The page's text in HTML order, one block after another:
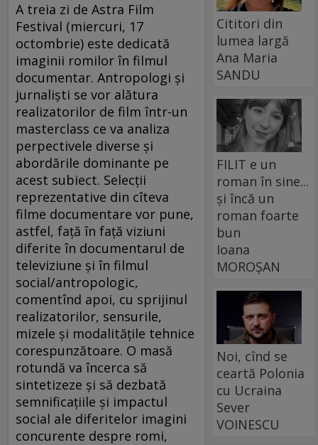
A treia zi de Astra Film
Festival (miercuri, 17
octombrie) este dedicată
imaginii romilor în filmul
documentar. Antropologi şi
jurnalişti se vor alătura
realizatorilor de film într-un
masterclass ce va analiza
perpectivele diverse şi
abordările dominante pe
acest subiect. Selecţii
reprezentative din cîteva
filme documentare vor pune,
astfel, faţă în faţă viziuni
diferite în documentarul de
televiziune şi în filmul
social/antropologic,
comentînd apoi, cu sprijinul
realizatorilor, sensurile,
mizele şi modalităţile tehnice
corespunzătoare. O masă
rotundă va încerca să
sintetizeze şi să dezbată
semnificaţiile şi impactul
social ale diferitelor imagini
concurente despre romi,
Cititori din
lumea largă
Ana Maria
SANDU
FILIT e un
roman în sine...
și încă un
roman foarte
bun
Ioana
MOROȘAN
Noi, cînd se
ceartă Polonia
cu Ucraina
Sever
VOINESCU